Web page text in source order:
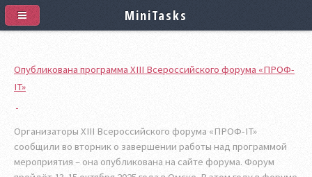
Опубликована программа XIII Всероссийского форума «ПРОФ-
IT»
Организаторы XIII Всероссийского форума «ПРОФ-IT»
сообщили во вторник о завершении работы над программой
мероприятия – она опубликована на сайте форума. Форум
MiniTasks